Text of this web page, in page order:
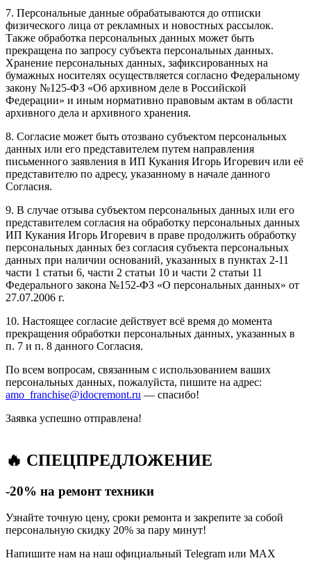
7. Персональные данные обрабатываются до отписки
физического лица от рекламных и новостных рассылок.
Также обработка персональных данных может быть
прекращена по запросу субъекта персональных данных.
Хранение персональных данных, зафиксированных на
бумажных носителях осуществляется согласно Федеральному
закону №125-ФЗ «Об архивном деле в Российской
Федерации» и иным нормативно правовым актам в области
архивного дела и архивного хранения.
8. Согласие может быть отозвано субъектом персональных
данных или его представителем путем направления
письменного заявления в ИП Кукания Игорь Игоревич или её
представителю по адресу, указанному в начале данного
Согласия.
9. В случае отзыва субъектом персональных данных или его
представителем согласия на обработку персональных данных
ИП Кукания Игорь Игоревич в праве продолжить обработку
персональных данных без согласия субъекта персональных
данных при наличии оснований, указанных в пунктах 2-11
части 1 статьи 6, части 2 статьи 10 и части 2 статьи 11
Федерального закона №152-ФЗ «О персональных данных» от
27.07.2006 г.
10. Настоящее согласие действует всё время до момента
прекращения обработки персональных данных, указанных в
п. 7 и п. 8 данного Согласия.
По всем вопросам, связанным с использованием ваших
персональных данных, пожалуйста, пишите на адрес:
amo_franchise@idocremont.ru — спасибо!
Заявка успешно отправлена!
🔥 СПЕЦПРЕДЛОЖЕНИЕ
-20% на ремонт техники
Узнайте точную цену, сроки ремонта и закрепите за собой
персональную скидку 20% за пару минут!
Напишите нам на наш официальный Telegram или MAX